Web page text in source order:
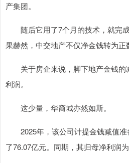
产集团。
随后它用了7个月的技术，就完
果赫然，中交地产不仅净金钱转为正
关于房企来说，脚下地产金钱的
利润。
这少量，华裔城亦然如斯。
2025年，该公司计提金钱减值准
了76.07亿元。同期，其归母净利润为